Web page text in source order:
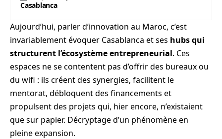
Casablanca
Aujourd’hui, parler d’innovation au Maroc, c’est
invariablement évoquer Casablanca et ses hubs qui
structurent l’écosystème entrepreneurial. Ces
espaces ne se contentent pas d’offrir des bureaux ou
du wifi : ils créent des synergies, facilitent le
mentorat, débloquent des financements et
propulsent des projets qui, hier encore, n’existaient
que sur papier. Décryptage d’un phénomène en
pleine expansion.